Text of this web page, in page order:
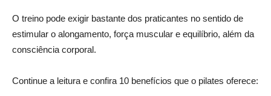
O treino pode exigir bastante dos praticantes no sentido de
estimular o alongamento, força muscular e equilíbrio, além da
consciência corporal.
Continue a leitura e confira 10 benefícios que o pilates oferece: